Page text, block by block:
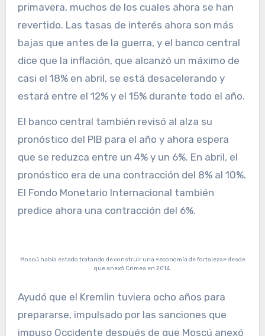
primavera, muchos de los cuales ahora se han
revertido. Las tasas de interés ahora son más
bajas que antes de la guerra, y el banco central
dice que la inflación, que alcanzó un máximo de
casi el 18% en abril, se está desacelerando y
estará entre el 12% y el 15% durante todo el año.
El banco central también revisó al alza su
pronóstico del PIB para el año y ahora espera
que se reduzca entre un 4% y un 6%. En abril, el
pronóstico era de una contracción del 8% al 10%.
El Fondo Monetario Internacional también
predice ahora una contracción del 6%.
Moscú había estado tratando de construir una «economía de fortaleza» desde
que anexó Crimea en 2014.
Ayudó que el Kremlin tuviera ocho años para
prepararse, impulsado por las sanciones que
impuso Occidente después de que Moscú anexó